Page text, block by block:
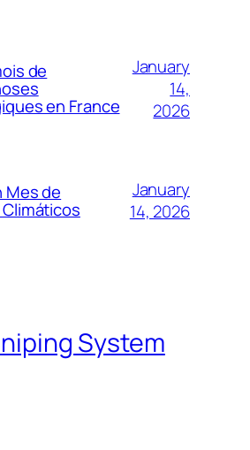
de
en France
January
14,
2026
Mes de
January
14, 2026
System